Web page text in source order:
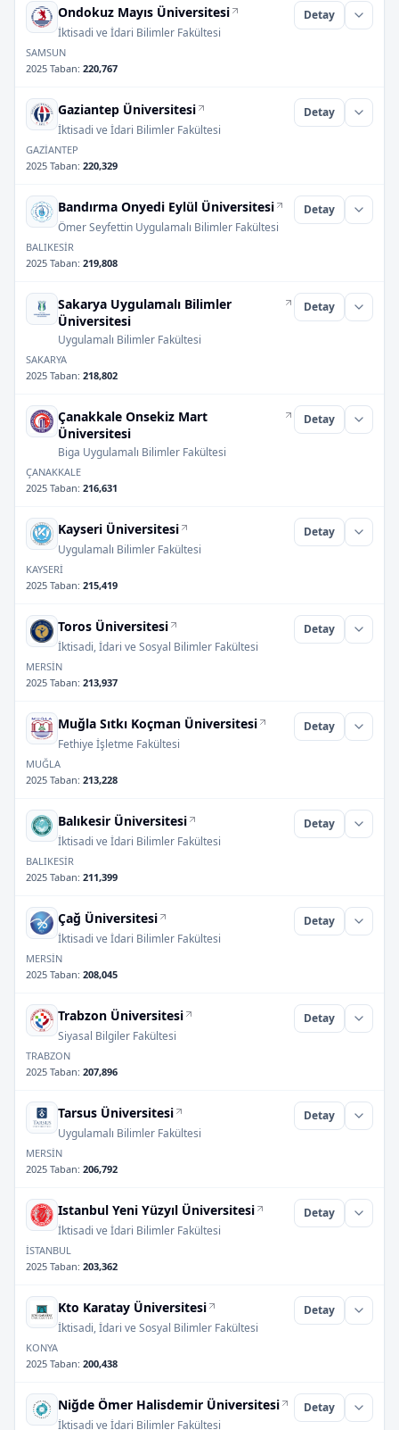
Ondokuz Mayıs Üniversitesi
İktisadi ve İdari Bilimler Fakültesi
Detay
SAMSUN
2025 Taban: 220,767
Gaziantep Üniversitesi
İktisadi ve İdari Bilimler Fakültesi
Detay
GAZİANTEP
2025 Taban: 220,329
Bandırma Onyedi Eylül Üniversitesi
Ömer Seyfettin Uygulamalı Bilimler Fakültesi
Detay
BALIKESİR
2025 Taban: 219,808
Sakarya Uygulamalı Bilimler
Üniversitesi
Uygulamalı Bilimler Fakültesi
Detay
SAKARYA
2025 Taban: 218,802
Çanakkale Onsekiz Mart
Üniversitesi
Biga Uygulamalı Bilimler Fakültesi
Detay
ÇANAKKALE
2025 Taban: 216,631
Kayseri Üniversitesi
Uygulamalı Bilimler Fakültesi
Detay
KAYSERİ
2025 Taban: 215,419
Toros Üniversitesi
İktisadi, İdari ve Sosyal Bilimler Fakültesi
Detay
MERSİN
2025 Taban: 213,937
Muğla Sıtkı Koçman Üniversitesi
Fethiye İşletme Fakültesi
Detay
MUĞLA
2025 Taban: 213,228
Balıkesir Üniversitesi
İktisadi ve İdari Bilimler Fakültesi
Detay
BALIKESİR
2025 Taban: 211,399
Çağ Üniversitesi
İktisadi ve İdari Bilimler Fakültesi
Detay
MERSİN
2025 Taban: 208,045
Trabzon Üniversitesi
Siyasal Bilgiler Fakültesi
Detay
TRABZON
2025 Taban: 207,896
Tarsus Üniversitesi
Uygulamalı Bilimler Fakültesi
Detay
MERSİN
2025 Taban: 206,792
Istanbul Yeni Yüzyıl Üniversitesi
İktisadi ve İdari Bilimler Fakültesi
Detay
İSTANBUL
2025 Taban: 203,362
Kto Karatay Üniversitesi
İktisadi, İdari ve Sosyal Bilimler Fakültesi
Detay
KONYA
2025 Taban: 200,438
Niğde Ömer Halisdemir Üniversitesi
İktisadi ve İdari Bilimler Fakültesi
Detay